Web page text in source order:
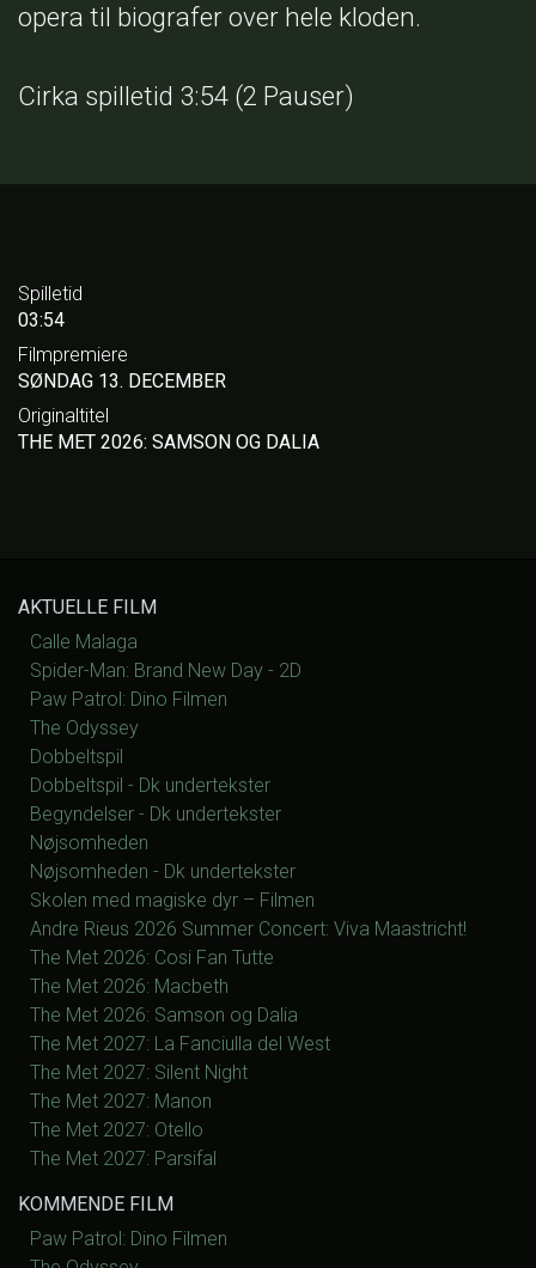
opera til biografer over hele kloden.
Cirka spilletid 3:54 (2 Pauser)
Spilletid
03:54
Filmpremiere
SØNDAG 13. DECEMBER
Originaltitel
THE MET 2026: SAMSON OG DALIA
AKTUELLE FILM
Calle Malaga
Spider-Man: Brand New Day - 2D
Paw Patrol: Dino Filmen
The Odyssey
Dobbeltspil
Dobbeltspil - Dk undertekster
Begyndelser - Dk undertekster
Nøjsomheden
Nøjsomheden - Dk undertekster
Skolen med magiske dyr – Filmen
Andre Rieus 2026 Summer Concert: Viva Maastricht!
The Met 2026: Cosi Fan Tutte
The Met 2026: Macbeth
The Met 2026: Samson og Dalia
The Met 2027: La Fanciulla del West
The Met 2027: Silent Night
The Met 2027: Manon
The Met 2027: Otello
The Met 2027: Parsifal
KOMMENDE FILM
Paw Patrol: Dino Filmen